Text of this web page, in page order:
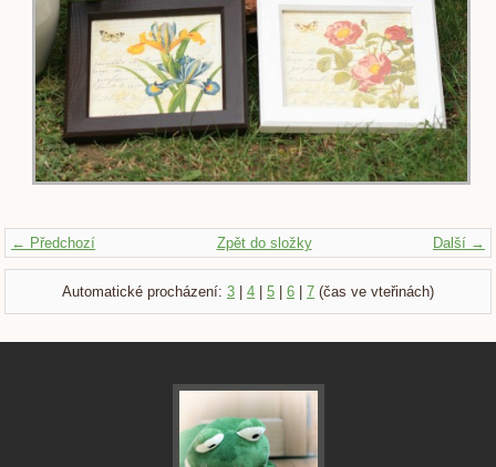
← Předchozí Další →
Zpět do složky
Automatické procházení: 3 4 5 6 7 (čas ve vteřinách)